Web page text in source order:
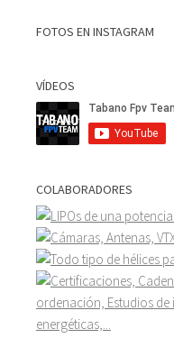
FOTOS EN INSTAGRAM
VÍDEOS
COLABORADORES